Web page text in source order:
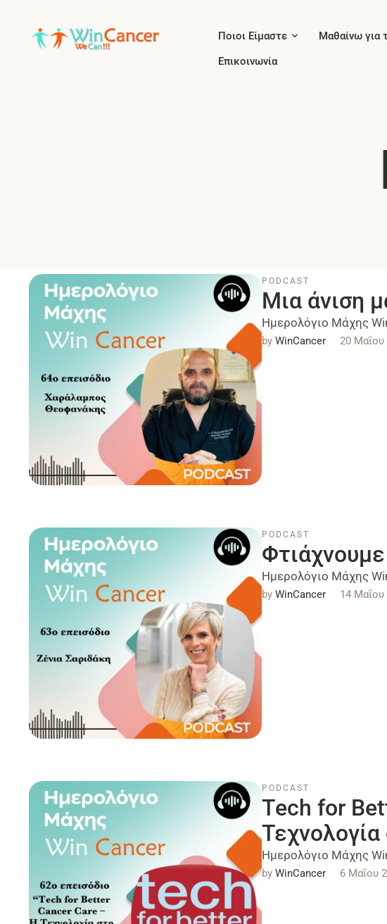
Ποιοι Είμαστε Μαθαίνω για
Επικοινωνία
PODCAST
Μια άνιση
Ημερολόγιο Μάχης
by WinCancer 20 Μαΐου
PODCAST
Ημερολόγιο Μάχης
by WinCancer 14 Μαΐου
PODCAST
Tech for
Ημερολόγιο Μάχης
by WinCancer 6 Μαΐου